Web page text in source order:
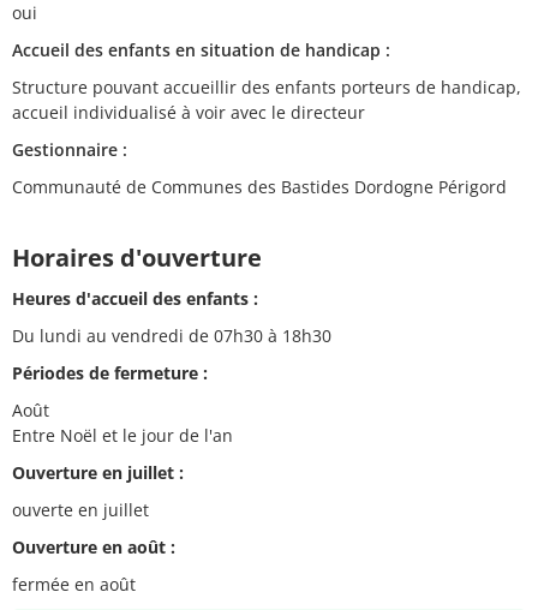
oui
Accueil des enfants en situation de handicap :
Structure pouvant accueillir des enfants porteurs de handicap,
accueil individualisé à voir avec le directeur
Gestionnaire :
Communauté de Communes des Bastides Dordogne Périgord
Horaires d'ouverture
Heures d'accueil des enfants :
Du lundi au vendredi de 07h30 à 18h30
Périodes de fermeture :
Août
Entre Noël et le jour de l'an
Ouverture en juillet :
ouverte en juillet
Ouverture en août :
fermée en août